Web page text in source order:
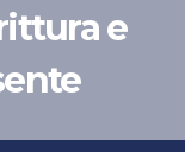
e